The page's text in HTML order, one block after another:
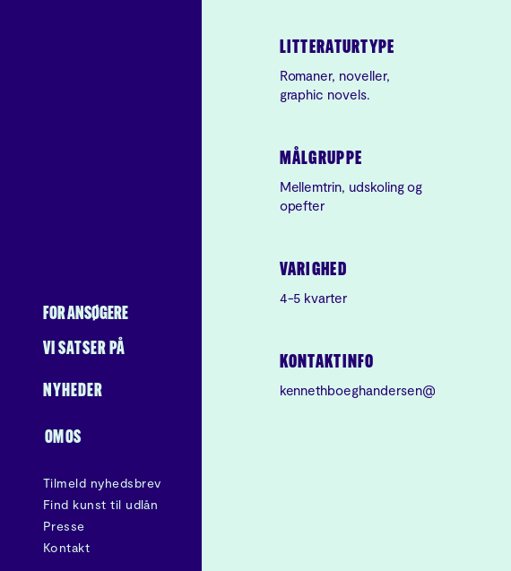
FOR ANSØGERE
VI SATSER PÅ
NYHEDER
OM OS
Tilmeld nyhedsbrev
Find kunst til udlån
Presse
Kontakt
LITTERATURTYPE
Romaner, noveller,
graphic novels.
MÅLGRUPPE
Mellemtrin, udskoling og
opefter
VARIGHED
4-5 kvarter
KONTAKTINFO
kennethboeghandersen@hotmail.com